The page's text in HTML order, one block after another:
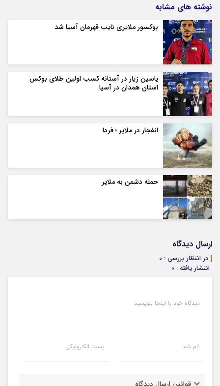
نوشته های مشابه
بوکسور ملایری نایب قهرمان آسیا شد
یاسین زیار در آستانه کسب اولین طلای بوکس
استان همدان در آسیا
انفجار در ملایر ؛ فردا
حمله دشمن به ملایر
ارسال دیدگاه
در انتظار بررسی : 0
انتشار یافته : 0
دیدگاه خود را اینجا بنویسید
نام شما پست الکترونیکی
قوانین ارسال دیدگاه